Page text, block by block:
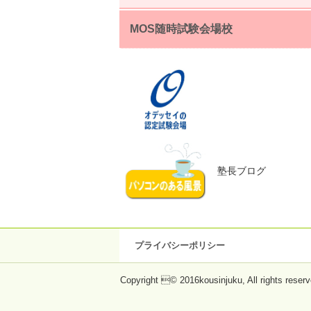
MOS随時試験会場校
塾長ブログ
プライバシーポリシー
Copyright © 2016kousinjuku, All rights